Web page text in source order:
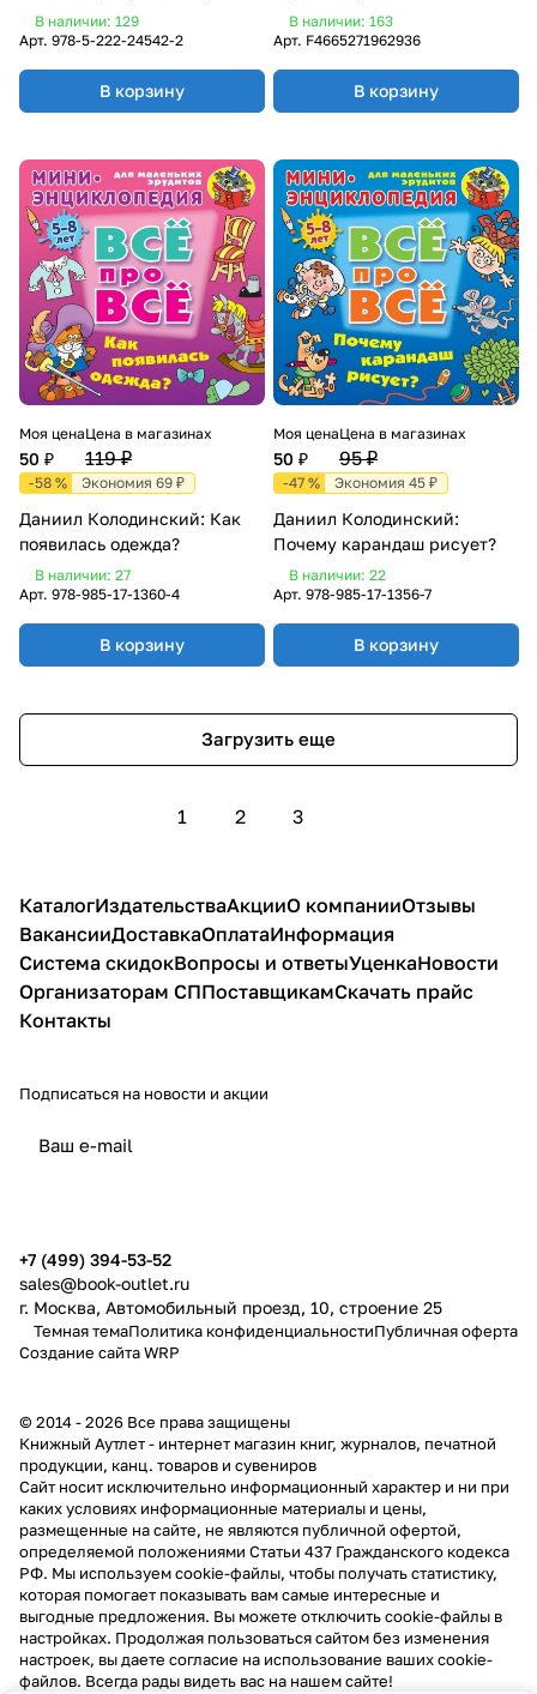
В наличии: 129
Арт. 978-5-222-24542-2
В корзину
В наличии: 163
Арт. F4665271962936
В корзину
Моя цена
50 ₽
Цена в магазинах
119 ₽
-58 % Экономия 69 ₽
Даниил Колодинский: Как
появилась одежда?
В наличии: 27
Арт. 978-985-17-1360-4
В корзину
Моя цена
50 ₽
Цена в магазинах
95 ₽
-47 % Экономия 45 ₽
Даниил Колодинский:
Почему карандаш рисует?
В наличии: 22
Арт. 978-985-17-1356-7
В корзину
Загрузить еще
1 2 3
КаталогИздательстваАкцииО компанииОтзывы
ВакансииДоставкаОплатаИнформация
Система скидокВопросы и ответыУценкаНовости
Организаторам СППоставщикамСкачать прайс
Контакты
Подписаться на новости и акции
+7 (499) 394-53-52
sales@book-outlet.ru
г. Москва, Автомобильный проезд, 10, строение 25
Темная темаПолитика конфиденциальностиПубличная оферта
Создание сайтаWRP
© 2014 - 2026 Все права защищены
Книжный Аутлет - интернет магазин книг, журналов, печатной
продукции, канц. товаров и сувениров
Cайт носит исключительно информационный характер и ни при
каких условиях информационные материалы и цены,
размещенные на сайте, не являются публичной офертой,
определяемой положениями Статьи 437 Гражданского кодекса
РФ. Мы используем cookie-файлы, чтобы получать статистику,
которая помогает показывать вам самые интересные и
выгодные предложения. Вы можете отключить cookie-файлы в
настройках. Продолжая пользоваться сайтом без изменения
настроек, вы даете согласие на использование ваших cookie-
файлов. Всегда рады видеть вас на нашем сайте!